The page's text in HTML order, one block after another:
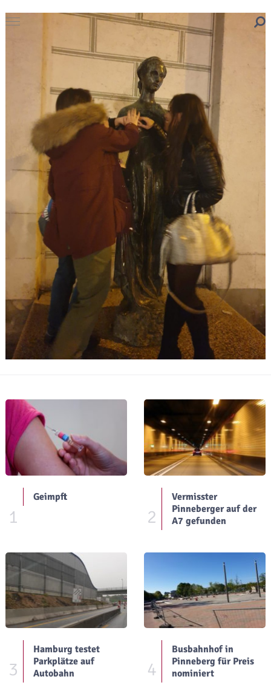
1
Geimpft
2
Vermisster
Pinneberger auf der
A7 gefunden
3
Hamburg testet
Parkplätze auf
Autobahn
4
Busbahnhof in
Pinneberg für Preis
nominiert